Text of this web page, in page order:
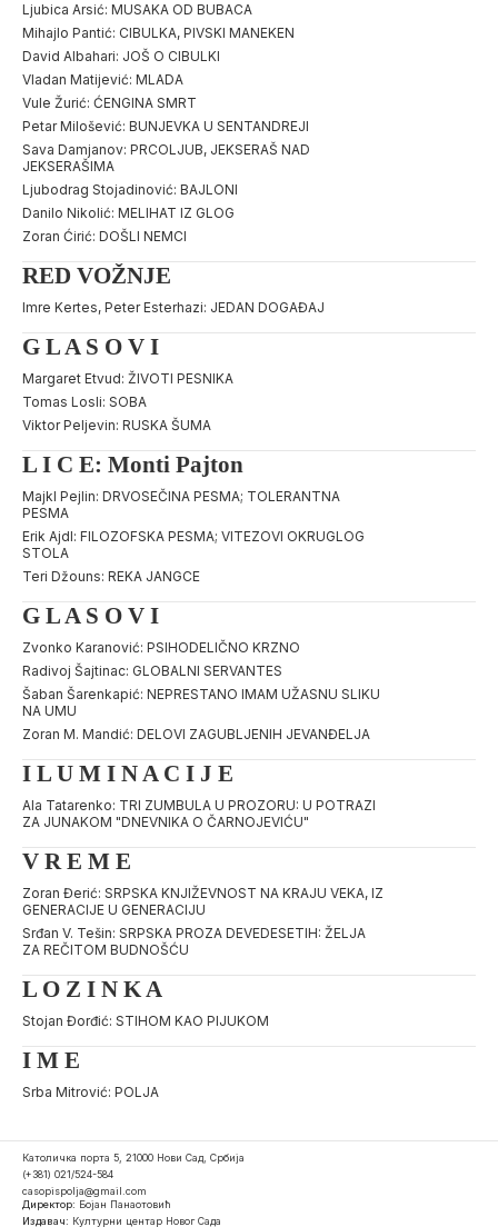
Ljubica Arsić: MUSAKA OD BUBACA
Mihajlo Pantić: CIBULKA, PIVSKI MANEKEN
David Albahari: JOŠ O CIBULKI
Vladan Matijević: MLADA
Vule Žurić: ĆENGINA SMRT
Petar Milošević: BUNJEVKA U SENTANDREJI
Sava Damjanov: PRCOLJUB, JEKSERAŠ NAD
JEKSERAŠIMA
Ljubodrag Stojadinović: BAJLONI
Danilo Nikolić: MELIHAT IZ GLOG
Zoran Ćirić: DOŠLI NEMCI
RED VOŽNJE
Imre Kertes, Peter Esterhazi: JEDAN DOGAĐAJ
G L A S O V I
Margaret Etvud: ŽIVOTI PESNIKA
Tomas Losli: SOBA
Viktor Peljevin: RUSKA ŠUMA
L I C E: Monti Pajton
Majkl Pejlin: DRVOSEČINA PESMA; TOLERANTNA
PESMA
Erik Ajdl: FILOZOFSKA PESMA; VITEZOVI OKRUGLOG
STOLA
Teri Džouns: REKA JANGCE
G L A S O V I
Zvonko Karanović: PSIHODELIČNO KRZNO
Radivoj Šajtinac: GLOBALNI SERVANTES
Šaban Šarenkapić: NEPRESTANO IMAM UŽASNU SLIKU
NA UMU
Zoran M. Mandić: DELOVI ZAGUBLJENIH JEVANĐELJA
I L U M I N A C I J E
Ala Tatarenko: TRI ZUMBULA U PROZORU: U POTRAZI
ZA JUNAKOM "DNEVNIKA O ČARNOJEVIĆU"
V R E M E
Zoran Đerić: SRPSKA KNJIŽEVNOST NA KRAJU VEKA, IZ
GENERACIJE U GENERACIJU
Srđan V. Tešin: SRPSKA PROZA DEVEDESETIH: ŽELJA
ZA REČITOM BUDNOŠĆU
L O Z I N K A
Stojan Đorđić: STIHOM KAO PIJUKOM
I M E
Srba Mitrović: POLJA
Католичка порта 5, 21000 Нови Сад, Србија
(+381) 021/524-584
casopispolja@gmail.com
Директор: Бојан Панаотовић
Издавач: Културни центар Новог Сада